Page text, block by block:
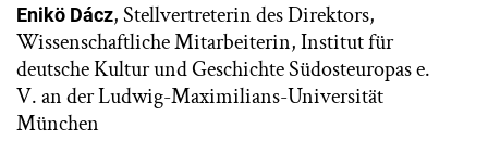
Enikö Dácz, Stellvertreterin des Direktors,
Wissenschaftliche Mitarbeiterin, Institut für
deutsche Kultur und Geschichte Südosteuropas e.
V. an der Ludwig-Maximilians-Universität
München